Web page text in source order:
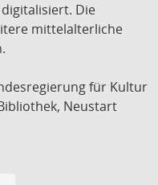
Die
mittelalterliche
für Kultur
Neustart